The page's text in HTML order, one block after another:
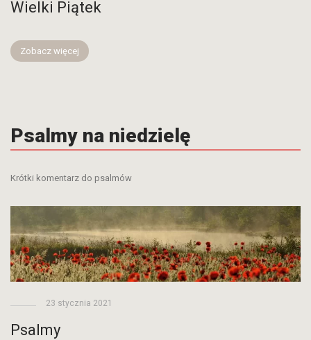
Wielki Piątek
Zobacz więcej
Psalmy na niedzielę
Krótki komentarz do psalmów
23 stycznia 2021
Psalmy